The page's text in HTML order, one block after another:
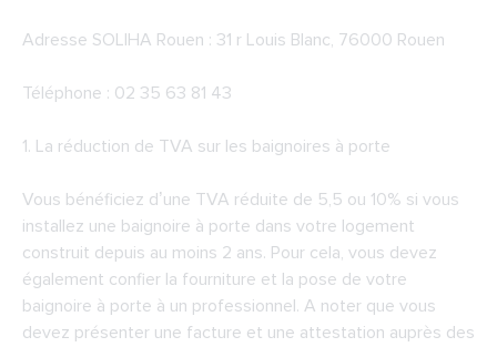
Adresse SOLIHA Rouen : 31 r Louis Blanc, 76000 Rouen
Téléphone : 02 35 63 81 43
1. La réduction de TVA sur les baignoires à porte
Vous bénéficiez d’une TVA réduite de 5,5 ou 10% si vous
installez une baignoire à porte dans votre logement
construit depuis au moins 2 ans. Pour cela, vous devez
également confier la fourniture et la pose de votre
baignoire à porte à un professionnel. A noter que vous
devez présenter une facture et une attestation auprès des